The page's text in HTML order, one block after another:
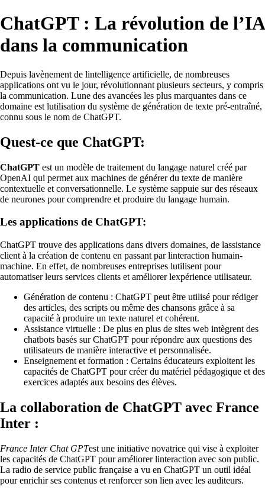
ChatGPT : La révolution de l’IA
dans la communication
Depuis lavènement de lintelligence artificielle, de nombreuses
applications ont vu le jour, révolutionnant plusieurs secteurs, y compris
la communication. Lune des avancées les plus marquantes dans ce
domaine est lutilisation du système de génération de texte pré-entraîné,
connu sous le nom de ChatGPT.
Quest-ce que ChatGPT:
ChatGPT est un modèle de traitement du langage naturel créé par
OpenAI qui permet aux machines de générer du texte de manière
contextuelle et conversationnelle. Le système sappuie sur des réseaux
de neurones pour comprendre et produire du langage humain.
Les applications de ChatGPT:
ChatGPT trouve des applications dans divers domaines, de lassistance
client à la création de contenu en passant par linteraction humain-
machine. En effet, de nombreuses entreprises lutilisent pour
automatiser leurs services clients et améliorer lexpérience utilisateur.
Génération de contenu : ChatGPT peut être utilisé pour rédiger
des articles, des scripts ou même des chansons grâce à sa
capacité à produire un texte naturel et cohérent.
Assistance virtuelle : De plus en plus de sites web intègrent des
chatbots basés sur ChatGPT pour répondre aux questions des
utilisateurs de manière interactive et personnalisée.
Enseignement et formation : Certains éducateurs exploitent les
capacités de ChatGPT pour créer du matériel pédagogique et des
exercices adaptés aux besoins des élèves.
La collaboration de ChatGPT avec France
Inter :
France Inter Chat GPTest une initiative novatrice qui vise à exploiter
les capacités de ChatGPT pour améliorer linteraction avec son public.
La radio de service public française a vu en ChatGPT un outil idéal
pour enrichir ses contenus et renforcer son lien avec les auditeurs.